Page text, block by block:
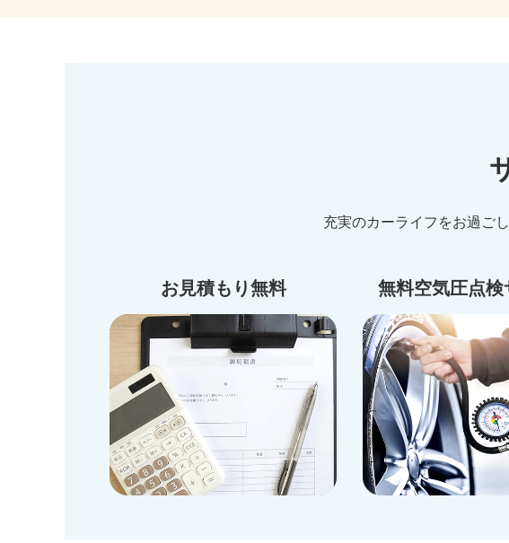
充実のカーライフをお過ご
お見積もり無料 無料空気圧点